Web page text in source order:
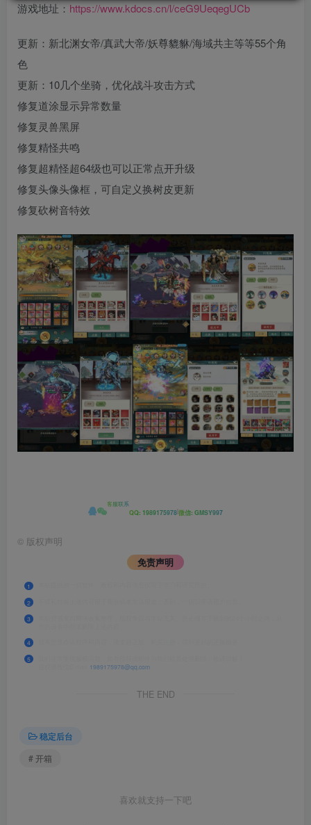
游戏地址： https://www.kdocs.cn/l/ceG9UeqegUCb
更新：新北渊女帝/真武大帝/妖尊貔貅/海域共主等等55个角
色
更新：10几个坐骑，优化战斗攻击方式
修复道涂显示异常数量
修复灵兽黑屏
修复精怪共鸣
修复超精怪超64级也可以正常点开升级
修复头像头像框，可自定义换树皮更新
修复砍树音特效
客服联系
QQ: 1989175978微信: GMSY997
© 版权声明
免责声明
1
2
3
4
5
1989175978@qq.com
THE END
稳定后台
# 开箱
喜欢就支持一下吧